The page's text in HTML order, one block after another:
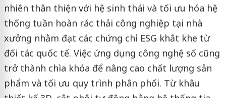
nhiên thân thiện với hệ sinh thái và tối ưu hóa hệ
thống tuần hoàn rác thải công nghiệp tại nhà
xưởng nhằm đạt các chứng chỉ ESG khắt khe từ
đối tác quốc tế. Việc ứng dụng công nghệ số cũng
trở thành chìa khóa để nâng cao chất lượng sản
phẩm và tối ưu quy trình phân phối. Từ khâu